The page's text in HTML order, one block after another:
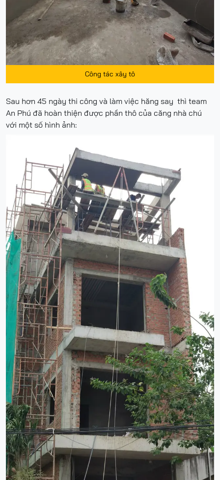
Công tác xây tô
Sau hơn 45 ngày thi công và làm việc hăng say thì team
An Phú đã hoàn thiện được phần thô của căng nhà chú
với một số hình ảnh: